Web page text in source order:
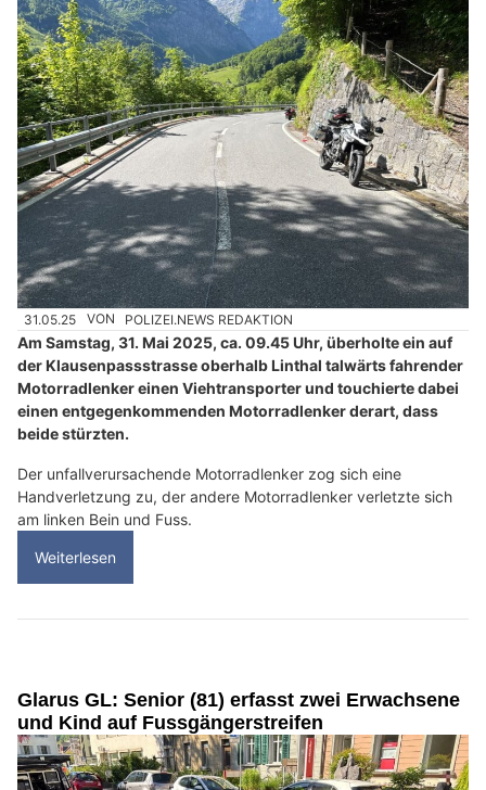
31.05.25 VON POLIZEI.NEWS REDAKTION
Am Samstag, 31. Mai 2025, ca. 09.45 Uhr, überholte ein auf
der Klausenpassstrasse oberhalb Linthal talwärts fahrender
Motorradlenker einen Viehtransporter und touchierte dabei
einen entgegenkommenden Motorradlenker derart, dass
beide stürzten.
Der unfallverursachende Motorradlenker zog sich eine
Handverletzung zu, der andere Motorradlenker verletzte sich
am linken Bein und Fuss.
Weiterlesen
Glarus GL: Senior (81) erfasst zwei Erwachsene
und Kind auf Fussgängerstreifen